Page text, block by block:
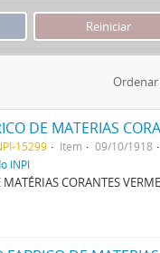
15299 Item
09/10/1918
INPI
CORANTES